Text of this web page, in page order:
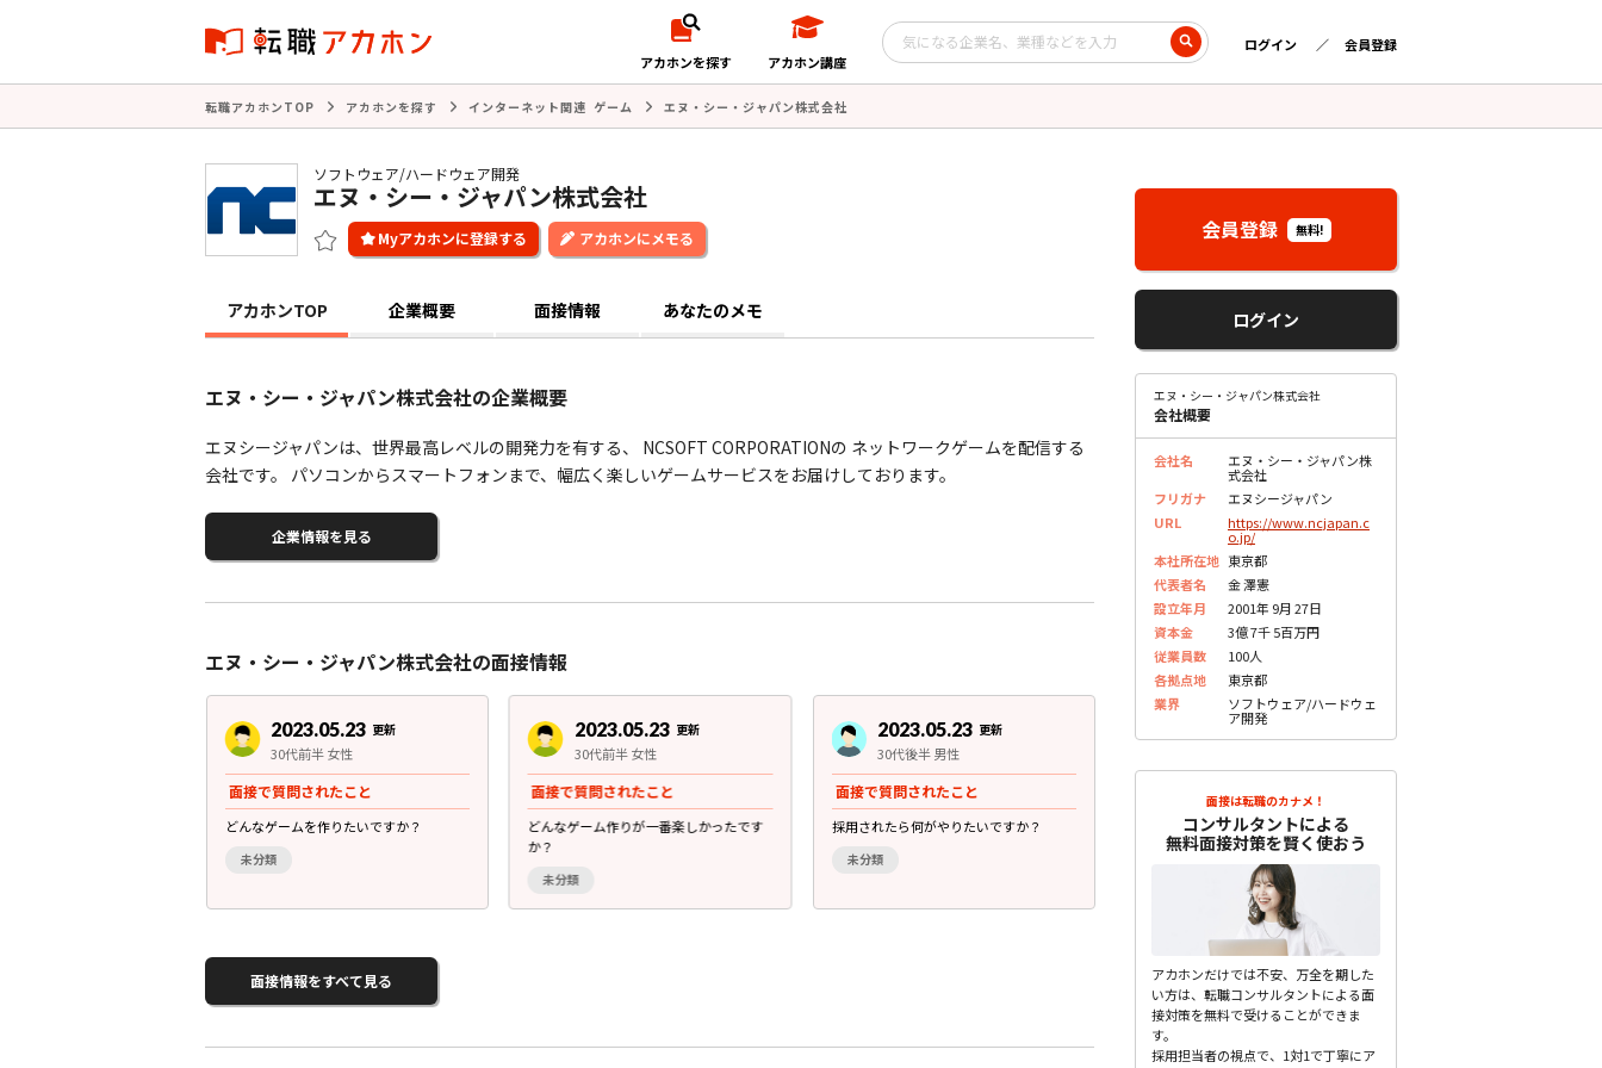
アカホンを探す アカホン講座
ログイン 会員登録
転職アカホンTOP アカホンを探す インターネット関連 ゲーム エヌ・シー・ジャパン株式会社
ソフトウェア/ハードウェア開発
エヌ・シー・ジャパン株式会社
アカホンにメモる
アカホンTOP 企業概要 面接情報 あなたのメモ
エヌ・シー・ジャパン株式会社の企業概要
エヌシージャパンは、世界最高レベルの開発力を有する、 NCSOFT CORPORATIONの ネットワークゲームを配信する
会社です。 パソコンからスマートフォンまで、幅広く楽しいゲームサービスをお届けしております。
企業情報を見る
エヌ・シー・ジャパン株式会社の面接情報
2023.05.23 更新
30代前半 女性
面接で質問されたこと
どんなゲームを作りたいですか？
未分類
2023.05.23 更新
30代前半 女性
面接で質問されたこと
どんなゲーム作りが一番楽しかったです
か？
未分類
2023.05.23 更新
30代後半 男性
面接で質問されたこと
採用されたら何がやりたいですか？
未分類
2023.05.23
面接で質問されたこと
どんなゲームが好きですか？
面接情報をすべて見る
会員登録 無料!
ログイン
エヌ・シー・ジャパン株式会社
会社概要
会社名 エヌ・シー・ジャパン株
式会社
フリガナ
エヌシージャパン
URL
https://www.ncjapan.c
o.jp/
本社所在地 東京都
代表者名
金 澤憲
設立年月
2001年 9月 27日
資本金
3億 7千 5百万円
従業員数
100人
各拠点地
東京都
業界
ソフトウェア/ハードウェ
ア開発
面接は転職のカナメ！
コンサルタントによる
無料面接対策を賢く使おう
アカホンだけでは不安、万全を期した
い方は、転職コンサルタントによる面
接対策を無料で受けることができま
す。
採用担当者の視点で、1対1で丁寧にア